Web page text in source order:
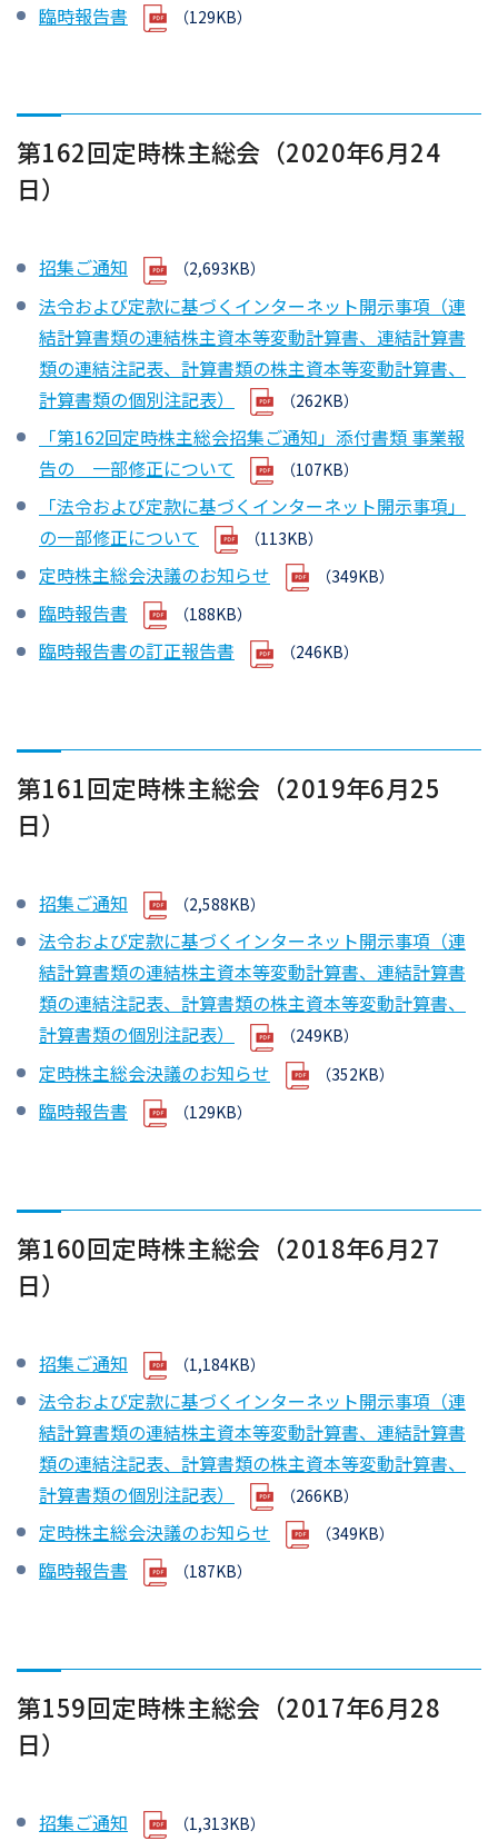
臨時報告書 （129KB）
第162回定時株主総会（2020年6月24
日）
招集ご通知 （2,693KB）
法令および定款に基づくインターネット開示事項（連
結計算書類の連結株主資本等変動計算書、連結計算書
類の連結注記表、計算書類の株主資本等変動計算書、
計算書類の個別注記表）
（262KB）
「第162回定時株主総会招集ご通知」添付書類 事業報
告の 一部修正について
（107KB）
「法令および定款に基づくインターネット開示事項」
の一部修正について
（113KB）
定時株主総会決議のお知らせ （349KB）
臨時報告書 （188KB）
臨時報告書の訂正報告書 （246KB）
第161回定時株主総会（2019年6月25
日）
招集ご通知 （2,588KB）
法令および定款に基づくインターネット開示事項（連
結計算書類の連結株主資本等変動計算書、連結計算書
類の連結注記表、計算書類の株主資本等変動計算書、
計算書類の個別注記表）
（249KB）
定時株主総会決議のお知らせ （352KB）
臨時報告書 （129KB）
第160回定時株主総会（2018年6月27
日）
招集ご通知 （1,184KB）
法令および定款に基づくインターネット開示事項（連
結計算書類の連結株主資本等変動計算書、連結計算書
類の連結注記表、計算書類の株主資本等変動計算書、
計算書類の個別注記表）
（266KB）
定時株主総会決議のお知らせ （349KB）
臨時報告書 （187KB）
第159回定時株主総会（2017年6月28
日）
招集ご通知 （1,313KB）